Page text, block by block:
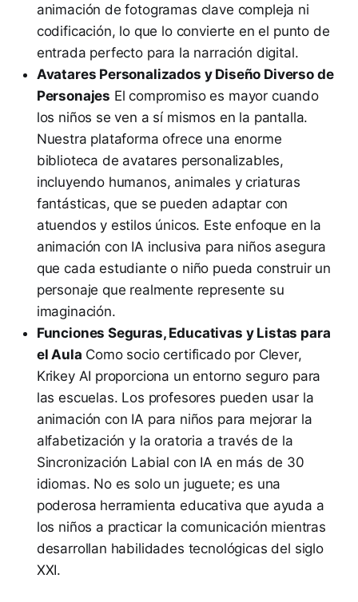
animación de fotogramas clave compleja ni
codificación, lo que lo convierte en el punto de
entrada perfecto para la narración digital.
Avatares Personalizados y Diseño Diverso de
Personajes El compromiso es mayor cuando
los niños se ven a sí mismos en la pantalla.
Nuestra plataforma ofrece una enorme
biblioteca de avatares personalizables,
incluyendo humanos, animales y criaturas
fantásticas, que se pueden adaptar con
atuendos y estilos únicos. Este enfoque en la
animación con IA inclusiva para niños asegura
que cada estudiante o niño pueda construir un
personaje que realmente represente su
imaginación.
Funciones Seguras, Educativas y Listas para
el Aula Como socio certificado por Clever,
Krikey AI proporciona un entorno seguro para
las escuelas. Los profesores pueden usar la
animación con IA para niños para mejorar la
alfabetización y la oratoria a través de la
Sincronización Labial con IA en más de 30
idiomas. No es solo un juguete; es una
poderosa herramienta educativa que ayuda a
los niños a practicar la comunicación mientras
desarrollan habilidades tecnológicas del siglo
XXI.